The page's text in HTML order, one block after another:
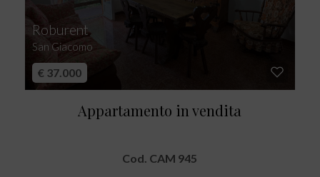
Roburent
San Giacomo
€ 37.000
Appartamento in vendita
Cod. CAM 945